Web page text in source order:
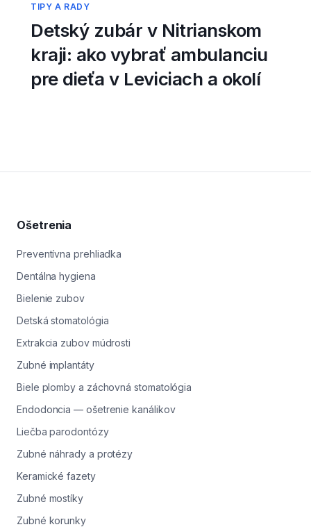
TIPY A RADY
Detský zubár v Nitrianskom
kraji: ako vybrať ambulanciu
pre dieťa v Leviciach a okolí
Ošetrenia
Preventívna prehliadka
Dentálna hygiena
Bielenie zubov
Detská stomatológia
Extrakcia zubov múdrosti
Zubné implantáty
Biele plomby a záchovná stomatológia
Endodoncia — ošetrenie kanálikov
Liečba parodontózy
Zubné náhrady a protézy
Keramické fazety
Zubné mostíky
Zubné korunky